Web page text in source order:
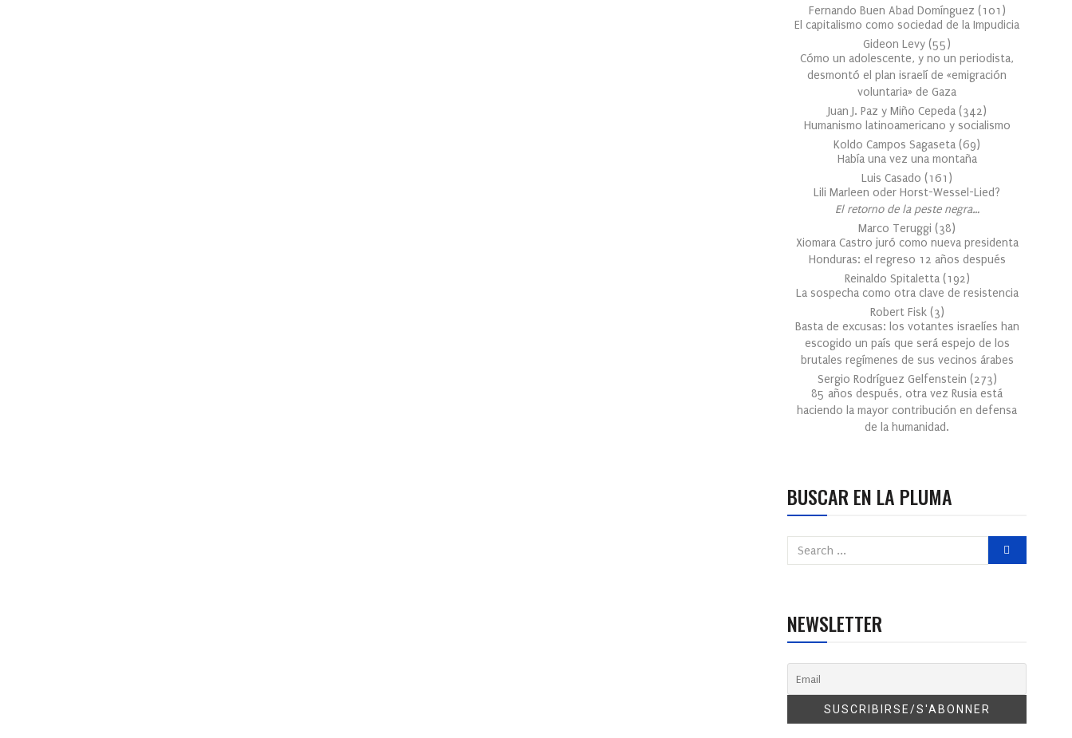
Fernando Buen Abad Domínguez (101 )
El capitalismo como sociedad de la Impudicia
Gideon Levy (55)
Cómo un adolescente, y no un periodista,
desmontó el plan israelí de «emigración
voluntaria» de Gaza
Juan J. Paz y Miño Cepeda (342)
Humanismo latinoamericano y socialismo
Koldo Campos Sagaseta (69)
Había una vez una montaña
Luis Casado (161 )
Lili Marleen oder Horst-Wessel-Lied?
El retorno de la peste negra…
Marco Teruggi (38)
Xiomara Castro juró como nueva presidenta
Honduras: el regreso 12 años después
Reinaldo Spitaletta (192)
La sospecha como otra clave de resistencia
Robert Fisk (3)
Basta de excusas: los votantes israelíes han
escogido un país que será espejo de los
brutales regímenes de sus vecinos árabes
Sergio Rodríguez Gelfenstein (273)
85 años después, otra vez Rusia está
haciendo la mayor contribución en defensa
de la humanidad.
BUSCAR EN LA PLUMA
NEWSLETTER